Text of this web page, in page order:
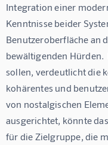
Integration einer
Kenntnisse beider
Benutzeroberfläche an
bewältigenden Hürden.
sollen, verdeutlicht die
kohärentes und
von nostalgischen
ausgerichtet, könnte
für die Zielgruppe, die